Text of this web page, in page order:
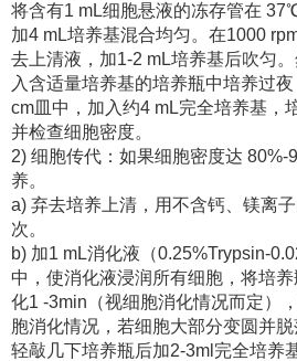
将含有1 mL细胞悬液的冻存管在
加4 mL培养基混合均匀。在1000
去上清液，加1-2 mL培养基后吹匀
入含适量培养基的培养瓶中培养过
cm皿中，加入约4 mL完全培养基，
并检查细胞密度。
2) 细胞传代：如果细胞密度达 80%-
养。
a) 弃去培养上清，用不含钙、镁离
次。
b) 加1 mL消化液（0.25%Trypsin-
中，使消化液浸润所有细胞，将培
化1 -3min（视细胞消化情况而定）
胞消化情况，若细胞大部分变圆并脱
轻敲几下培养瓶后加2-3ml完全培养